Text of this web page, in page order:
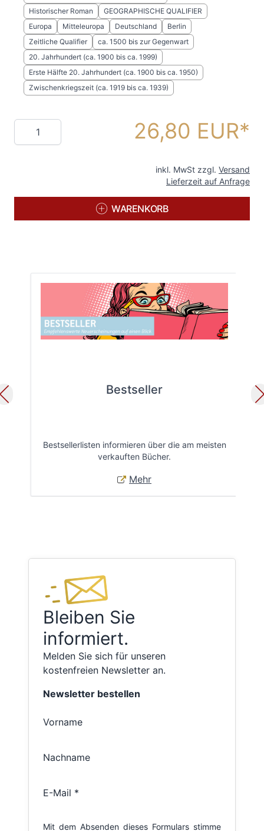
Historischer Roman
GEOGRAPHISCHE QUALIFIER
Europa
Mitteleuropa Deutschland
Berlin
Zeitliche Qualifier
ca. 1500 bis zur Gegenwart
20. Jahrhundert (ca. 1900 bis ca. 1999)
Erste Hälfte 20. Jahrhundert (ca. 1900 bis ca. 1950)
Zwischenkriegszeit (ca. 1919 bis ca. 1939)
Menge 26,80 EUR
inkl. MwSt zzgl. Versand
Lieferzeit auf Anfrage
WARENKORB
Bestseller
Bestsellerlisten informieren über die am meisten
verkauften Bücher.
Mehr
Bleiben Sie
informiert.
Melden Sie sich für unseren
kostenfreien Newsletter an.